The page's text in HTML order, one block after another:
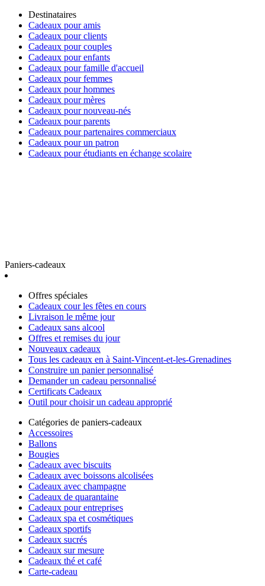
Destinataires
Cadeaux pour amis
Cadeaux pour clients
Cadeaux pour couples
Cadeaux pour enfants
Cadeaux pour famille d'accueil
Cadeaux pour femmes
Cadeaux pour hommes
Cadeaux pour mères
Cadeaux pour nouveau-nés
Cadeaux pour parents
Cadeaux pour partenaires commerciaux
Cadeaux pour un patron
Cadeaux pour étudiants en échange scolaire
Paniers-cadeaux
Offres spéciales
Cadeaux cour les fêtes en cours
Livraison le même jour
Cadeaux sans alcool
Offres et remises du jour
Nouveaux cadeaux
Tous les cadeaux en à Saint-Vincent-et-les-Grenadines
Construire un panier personnalisé
Demander un cadeau personnalisé
Certificats Cadeaux
Outil pour choisir un cadeau approprié
Catégories de paniers-cadeaux
Accessoires
Ballons
Bougies
Cadeaux avec biscuits
Cadeaux avec boissons alcolisées
Cadeaux avec champagne
Cadeaux de quarantaine
Cadeaux pour entreprises
Cadeaux spa et cosmétiques
Cadeaux sportifs
Cadeaux sucrés
Cadeaux sur mesure
Cadeaux thé et café
Carte-cadeau